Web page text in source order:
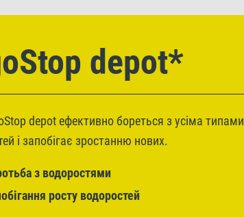
depot*
depot ефективно бореться з усіма типами
і запобігає зростанню нових.
з водоростями
росту водоростей